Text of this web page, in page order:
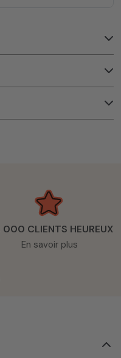
000 CLIENTS HEUREUX
En savoir plus